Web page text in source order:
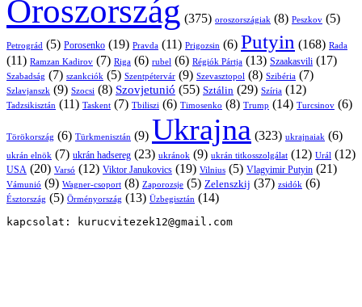
Oroszország (375) oroszországiak (8) Peszkov (5)
Petrográd (5) Porosenko (19) Pravda (11) Prigozsin (6) Putyin (168) Rada
(11) Ramzan Kadirov (7) Riga (6) rubel (6) Régiók Pártja (13) Szaakasvili (17)
Szabadság (7) szankciók (5) Szentpétervár (9) Szevasztopol (8) Szibéria (7)
Szlavjanszk (9) Szocsi (8) Szovjetunió (55) Sztálin (29) Szíria (12)
Tadzsikisztán (11) Taskent (7) Tbiliszi (6) Timosenko (8) Trump (14) Turcsinov (6)
Törökország (6) Türkmenisztán (9) Ukrajna (323) ukrajnaiak (6)
ukrán elnök (7) ukrán hadsereg (23) ukránok (9) ukrán titkosszolgálat (12) Urál (12)
USA (20) Varsó (12) Viktor Janukovics (19) Vilnius (5) Vlagyimir Putyin (21)
Vámunió (9) Wagner-csoport (8) Zaporozsje (5) Zelenszkij (37) zsidók (6)
Észtország (5) Örményország (13) Üzbegisztán (14)
kapcsolat: kurucvitezek12@gmail.com